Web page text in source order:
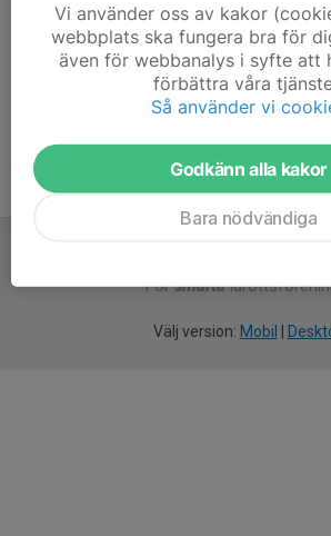
Titel
Assisterande
Ålder
23 år
Försmarta
Välj version: Mobil
Vi använder oss av kakor
webbplats ska fungera bra för
även för webbanalys i syfte att
förbättra våra
Så använder vi
Godkänn alla kakor
Bara nödvändiga